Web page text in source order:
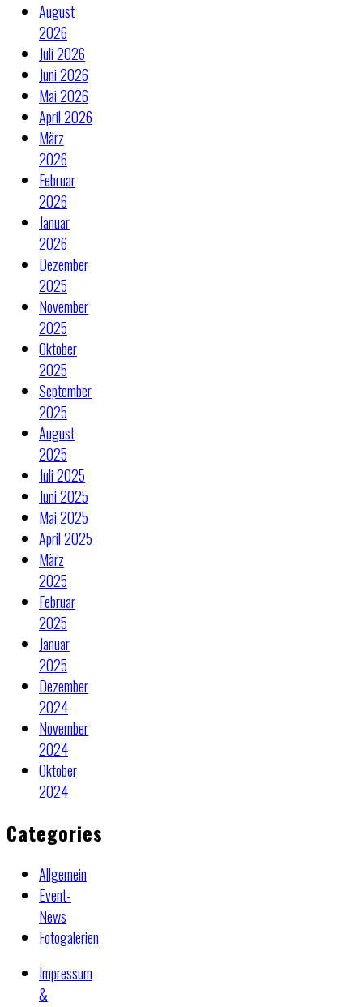
August
2026
Juli 2026
Juni 2026
Mai 2026
April 2026
März
2026
Februar
2026
Januar
2026
Dezember
2025
November
2025
Oktober
2025
September
2025
August
2025
Juli 2025
Juni 2025
Mai 2025
April 2025
März
2025
Februar
2025
Januar
2025
Dezember
2024
November
2024
Oktober
2024
Categories
Allgemein
Event-
News
Fotogalerien
Impressum
&